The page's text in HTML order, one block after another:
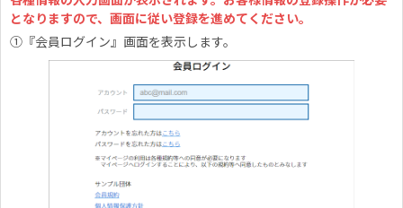
となりますので、画面に従い登録を進めてください。
①『会員ログイン』画面を表示します。